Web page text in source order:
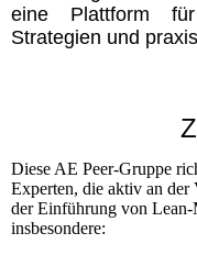
eine Plattform
Strategien und
Diese AE Peer-Gruppe
Experten, die aktiv an der
der Einführung von Lean-
insbesondere: